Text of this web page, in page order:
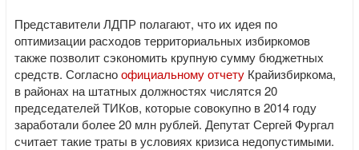
Представители ЛДПР полагают, что их идея по
оптимизации расходов территориальных избиркомов
также позволит сэкономить крупную сумму бюджетных
средств. Согласноофициальному отчету Крайизбиркома,
в районах на штатных должностях числятся 20
председателей ТИКов, которые совокупно в 2014 году
заработали более 20 млн рублей. Депутат Сергей Фургал
считает такие траты в условиях кризиса недопустимыми.